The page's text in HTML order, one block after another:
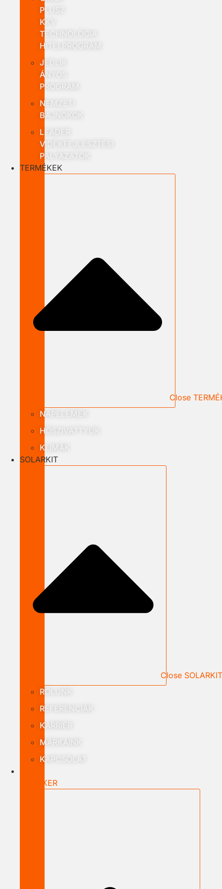
PLUSZ
KKV
TECHNOLÓGIA
HITELPROGRAM
JEDLIK
ÁNYOS
PROGRAM
NEMZETI
BAJNOKOK
LEADER
VIDÉKFEJLESZTÉSI
PÁLYÁZATOK
TERMÉKEK
Close
NAPELEMEK
HŐSZIVATTYÚK
KLÍMÁK
SOLARKIT
Close SOLARKIT
RÓLUNK
REFERENCIÁK
KARRIER
MÁRKÁINK
KAPCSOLAT
NAGYKER